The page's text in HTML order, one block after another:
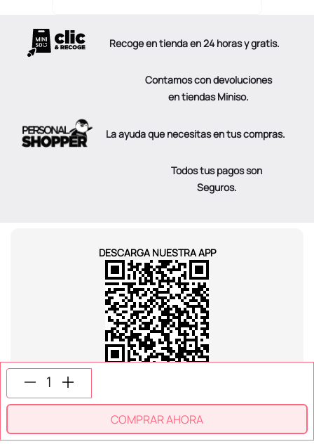
COMPRAR AHORA
Recoge en tienda en 24 horas y gratis.
Contamos con devoluciones
en tiendas Miniso.
La ayuda que necesitas en tus compras.
Todos tus pagos son
Seguros.
DESCARGA NUESTRA APP
SECCIONES